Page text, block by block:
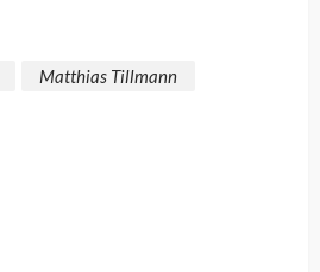
Matthias Tillmann